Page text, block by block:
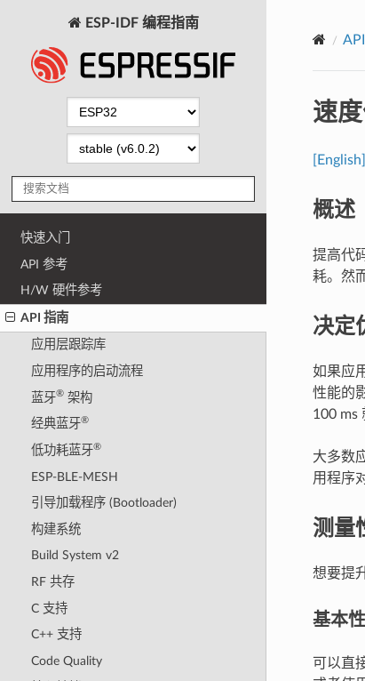
ESP-IDF 编程指南
快速入门
API 参考
H/W 硬件参考
API 指南
应用层跟踪库
应用程序的启动流程
蓝牙®架构
经典蓝牙®
低功耗蓝牙®
ESP-BLE-MESH
引导加载程序 (Bootloader)
构建系统
Build System v2
RF 共存
C 支持
C++ 支持
Code Quality
速
[English]
概述
提高代
耗。然
决定
如果应
性能的
100 ms
大多数
用程序
测量
想要提
基本
可以直